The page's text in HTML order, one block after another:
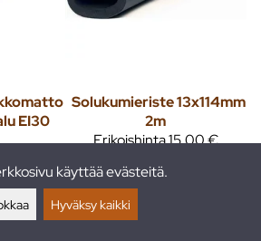
EI30
BALU
ja
Solukumieriste 13x114mm
2m
Erikoishinta15,00 €
on valmistettu synteettisestä
elastomeerivaahd...
käyttää evästeitä.
Hyväksy kaikki